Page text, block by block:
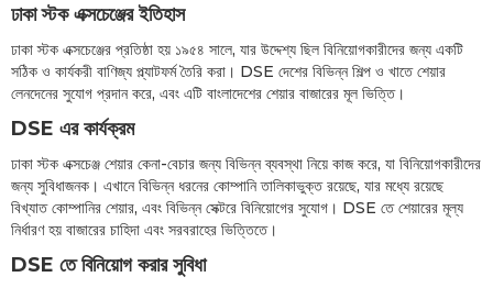
ঢাকা স্টক এক্সচেঞ্জের ইতিহাস
ঢাকা স্টক এক্সচেঞ্জের প্রতিষ্ঠা হয় ১৯৫৪ সালে, যার উদ্দেশ্য ছিল বিনিয়োগকারীদের জন্য একটি
সঠিক ও কার্যকরী বাণিজ্য প্ল্যাটফর্ম তৈরি করা। DSE দেশের বিভিন্ন শিল্প ও খাতে শেয়ার
লেনদেনের সুযোগ প্রদান করে, এবং এটি বাংলাদেশের শেয়ার বাজারের মূল ভিত্তি।
DSE এর কার্যক্রম
ঢাকা স্টক এক্সচেঞ্জ শেয়ার কেনা-বেচার জন্য বিভিন্ন ব্যবস্থা নিয়ে কাজ করে, যা বিনিয়োগকারীদের
জন্য সুবিধাজনক। এখানে বিভিন্ন ধরনের কোম্পানি তালিকাভুক্ত রয়েছে, যার মধ্যে রয়েছে
বিখ্যাত কোম্পানির শেয়ার, এবং বিভিন্ন সেক্টরে বিনিয়োগের সুযোগ। DSE তে শেয়ারের মূল্য
নির্ধারণ হয় বাজারের চাহিদা এবং সরবরাহের ভিত্তিতে।
DSE তে বিনিয়োগ করার সুবিধা